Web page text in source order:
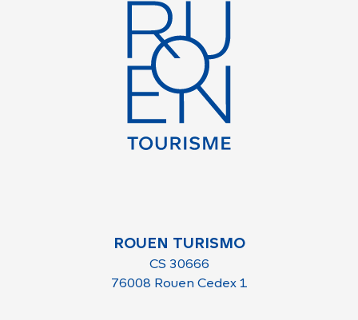
ROUEN TURISMO
CS 30666
76008 Rouen Cedex 1